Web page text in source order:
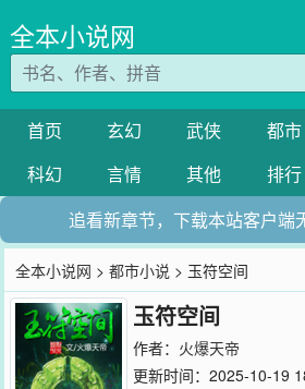
全本小说网
首页 玄幻 武侠 都市
科幻
言情 其他 排行
追看新章节，下载本站客户端
全本小说网 >都市小说 > 玉符空间
玉符空间
作者： 火爆天帝
更新时间：2025-10-19